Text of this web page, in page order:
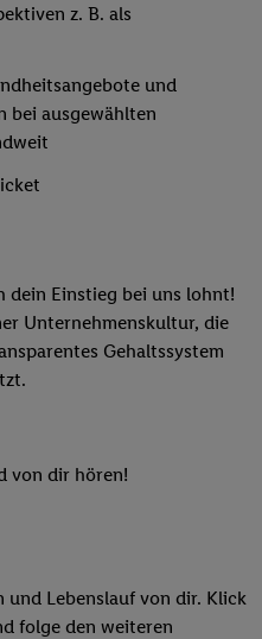
z. B. als
und
bei ausgewählten
dein Einstieg bei uns lohnt!
Unternehmenskultur, die
Gehaltssystem
von dir hören!
Lebenslauf von dir. Klick
folge den weiteren